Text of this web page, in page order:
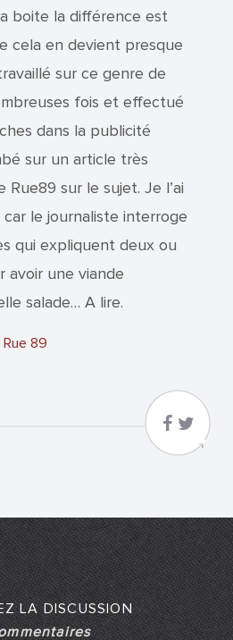
boite la différence est
cela en devient presque
sur ce genre de
fois et effectué
dans la publicité
sur un article très
sur le sujet. Je l’ai
le journaliste interroge
qui expliquent deux ou
avoir une viande
salade… A lire.
Rue 89
LA DISCUSSION